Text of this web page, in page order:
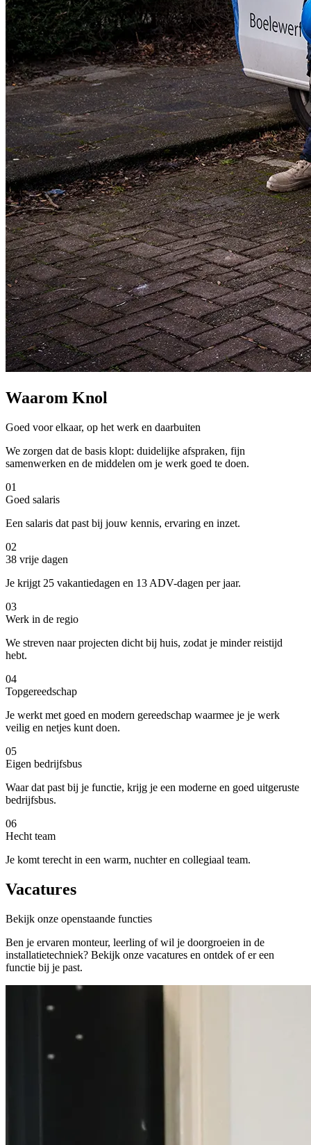
Waarom Knol
Goed voor elkaar, op het werk en daarbuiten
We zorgen dat de basis klopt: duidelijke afspraken, fijn
samenwerken en de middelen om je werk goed te doen.
01
Goed salaris
Een salaris dat past bij jouw kennis, ervaring en inzet.
02
38 vrije dagen
Je krijgt 25 vakantiedagen en 13 ADV-dagen per jaar.
03
Werk in de regio
We streven naar projecten dicht bij huis, zodat je minder reistijd
hebt.
04
Topgereedschap
Je werkt met goed en modern gereedschap waarmee je je werk
veilig en netjes kunt doen.
05
Eigen bedrijfsbus
Waar dat past bij je functie, krijg je een moderne en goed uitgeruste
bedrijfsbus.
06
Hecht team
Je komt terecht in een warm, nuchter en collegiaal team.
Vacatures
Bekijk onze openstaande functies
Ben je ervaren monteur, leerling of wil je doorgroeien in de
installatietechniek? Bekijk onze vacatures en ontdek of er een
functie bij je past.